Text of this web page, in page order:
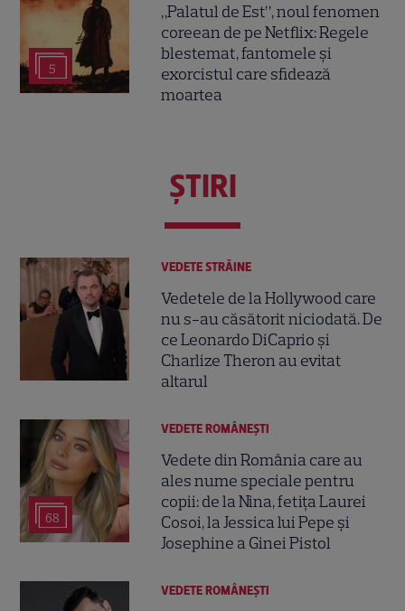
5
„Palatul de Est”, noul fenomen
coreean de pe Netflix: Regele
blestemat, fantomele și
exorcistul care sfidează
moartea
ŞTIRI
VEDETE STRĂINE
Vedetele de la Hollywood care
nu s-au căsătorit niciodată. De
ce Leonardo DiCaprio și
Charlize Theron au evitat
altarul
68
VEDETE ROMÂNEŞTI
Vedete din România care au
ales nume speciale pentru
copii: de la Nina, fetița Laurei
Cosoi, la Jessica lui Pepe și
Josephine a Ginei Pistol
VEDETE ROMÂNEŞTI